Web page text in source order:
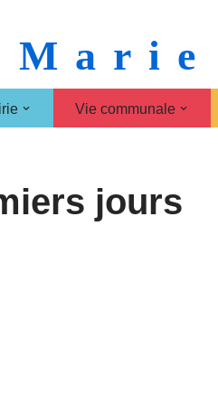
Vie communale
jours